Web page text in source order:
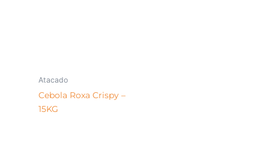
Atacado
Cebola Roxa Crispy –
15KG